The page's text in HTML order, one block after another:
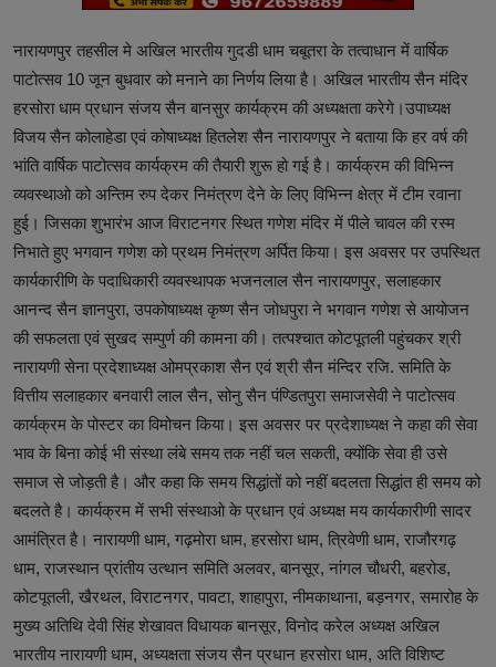
नारायणपुर तहसील मे अखिल भारतीय गुदडी धाम चबूतरा के तत्वाधान में वार्षिक
पाटोत्सव 10 जून बुधवार को मनाने का निर्णय लिया है। अखिल भारतीय सैन मंदिर
हरसोरा धाम प्रधान संजय सैन बानसुर कार्यक्रम की अध्यक्षता करेगे।उपाध्यक्ष
विजय सैन कोलाहेडा एवं कोषाध्यक्ष हितलेश सैन नारायणपुर ने बताया कि हर वर्ष की
भांति वार्षिक पाटोत्सव कार्यक्रम की तैयारी शुरू हो गई है। कार्यक्रम की विभिन्न
व्यवस्थाओ को अन्तिम रुप देकर निमंत्रण देने के लिए विभिन्न क्षेत्र में टीम रवाना
हुई। जिसका शुभारंभ आज विराटनगर स्थित गणेश मंदिर में पीले चावल की रस्म
निभाते हुए भगवान गणेश को प्रथम निमंत्रण अर्पित किया। इस अवसर पर उपस्थित
कार्यकारीणि के पदाधिकारी व्यवस्थापक भजनलाल सैन नारायणपुर, सलाहकार
आनन्द सैन ज्ञानपुरा, उपकोषाध्यक्ष कृष्ण सैन जोधपुरा ने भगवान गणेश से आयोजन
की सफलता एवं सुखद सम्पुर्ण की कामना की। तत्पश्चात कोटपूतली पहुंचकर श्री
नारायणी सेना प्रदेशाध्यक्ष ओमप्रकाश सैन एवं श्री सैन मंन्दिर रजि. समिति के
वित्तीय सलाहकार बनवारी लाल सैन, सोनु सैन पंण्डितपुरा समाजसेवी ने पाटोत्सव
कार्यक्रम के पोस्टर का विमोचन किया। इस अवसर पर प्रदेशाध्यक्ष ने कहा की सेवा
भाव के बिना कोई भी संस्था लंबे समय तक नहीं चल सकती, क्योंकि सेवा ही उसे
समाज से जोड़ती है। और कहा कि समय सिद्धांतों को नहीं बदलता सिद्धांत ही समय को
बदलते है। कार्यक्रम में सभी संस्थाओ के प्रधान एवं अध्यक्ष मय कार्यकारीणी सादर
आमंत्रित है। नारायणी धाम, गढ़मोरा धाम, हरसोरा धाम, त्रिवेणी धाम, राजौरगढ़
धाम, राजस्थान प्रांतीय उत्थान समिति अलवर, बानसूर, नांगल चौधरी, बहरोड,
कोटपूतली, खैरथल, विराटनगर, पावटा, शाहापुरा, नीमकाथाना, बड़नगर, समारोह के
मुख्य अतिथि देवी सिंह शेखावत विधायक बानसूर, विनोद करेल अध्यक्ष अखिल
भारतीय नारायणी धाम, अध्यक्षता संजय सैन प्रधान हरसोरा धाम, अति विशिष्ट